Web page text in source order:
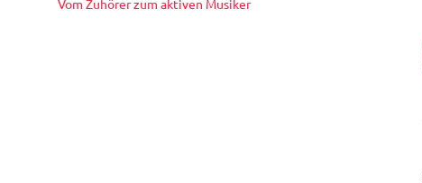
Vom Zuhörer zum aktiven Musiker